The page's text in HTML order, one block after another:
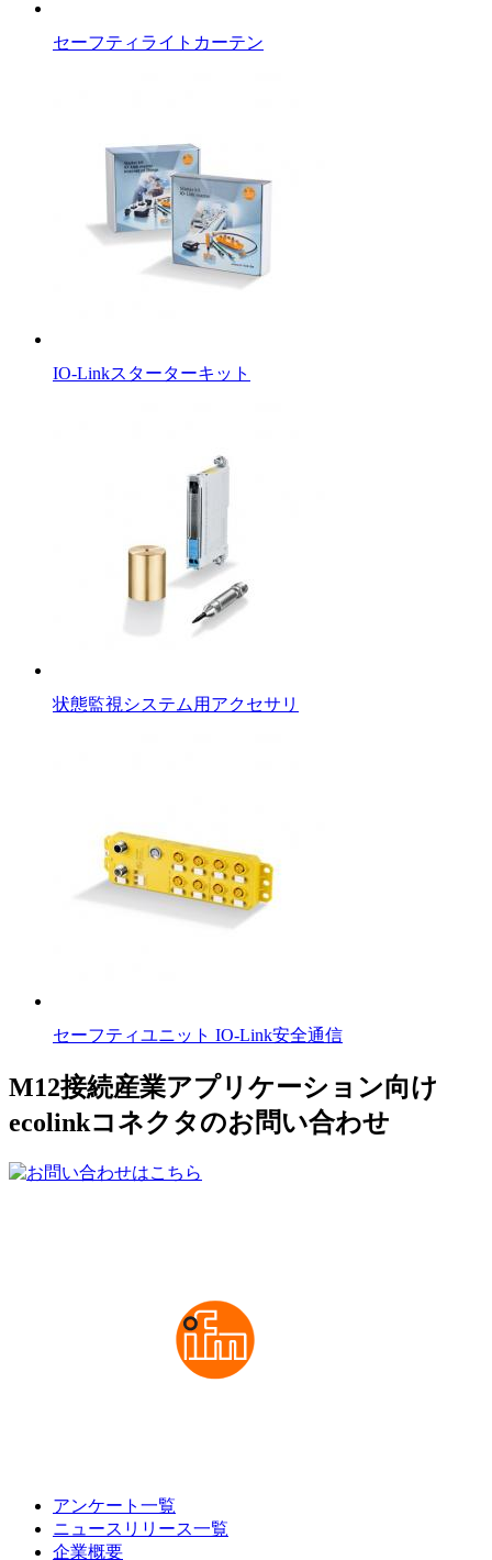
セーフティライトカーテン
IO-Linkスターターキット
状態監視システム用アクセサリ
セーフティユニット IO-Link安全通信
M12接続産業アプリケーション向け
ecolinkコネクタのお問い合わせ
アンケート一覧
ニュースリリース一覧
企業概要